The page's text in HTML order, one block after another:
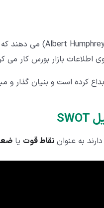
به عنوان نقاط قوت یا